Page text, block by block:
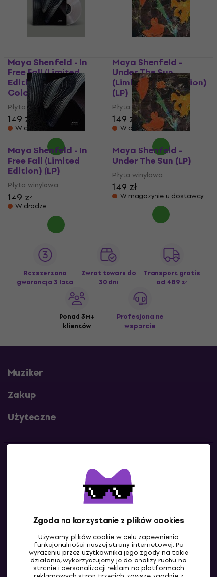
Zgoda na korzystanie z plików cookies
Używamy plików cookie w celu zapewnienia
funkcjonalności naszej strony internetowej. Po
wyrażeniu przez użytkownika jego zgody na takie
działanie, wykorzystujemy je do analizy ruchu na
stronie i personalizacji reklam na platformach
Maya Shenfeld - In
Free Fall (Limited
Edition) (Clear
Coloured) (LP)
Płyta winylowa
149 zł
W drodze
Maya Shenfeld -
Under The Sun
(Limited Indie Edition)
(LP)
Płyta winylowa
149 zł
W drodze
Maya Shenfeld - In
Free Fall (Limited
Edition) (LP)
Płyta winylowa
149 zł
W drodze
Maya Shenfeld -
Under The Sun (LP)
Płyta winylowa
149 zł
W magazynie u dostawcy
Rozszerzona
gwarancja 3 lata
Zwrot towaru do
30 dni
Transport gratis
od 489 zł
Ponad 3M+
klientów
Profesjonalne
wsparcie
Muziker
Zakup
Użyteczne
Skontaktuj się z nami